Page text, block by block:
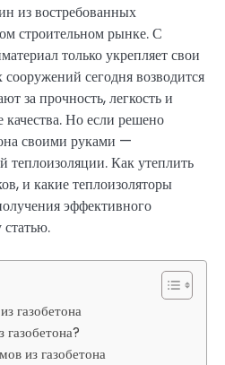
из востребованных
строительном рынке. С
только укрепляет свои
сегодня возводится
за прочность, легкость и
Но если решено
своими руками —
теплоизоляции. Как утеплить
и какие теплоизоляторы
эффективного
статью.
газобетона
газобетона?
из газобетона